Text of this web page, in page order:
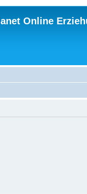
Online